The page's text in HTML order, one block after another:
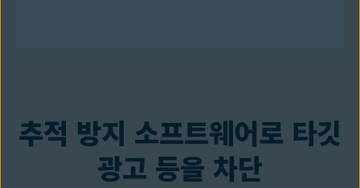
추적 방지 소프트웨어로 타깃
광고 등을 차단